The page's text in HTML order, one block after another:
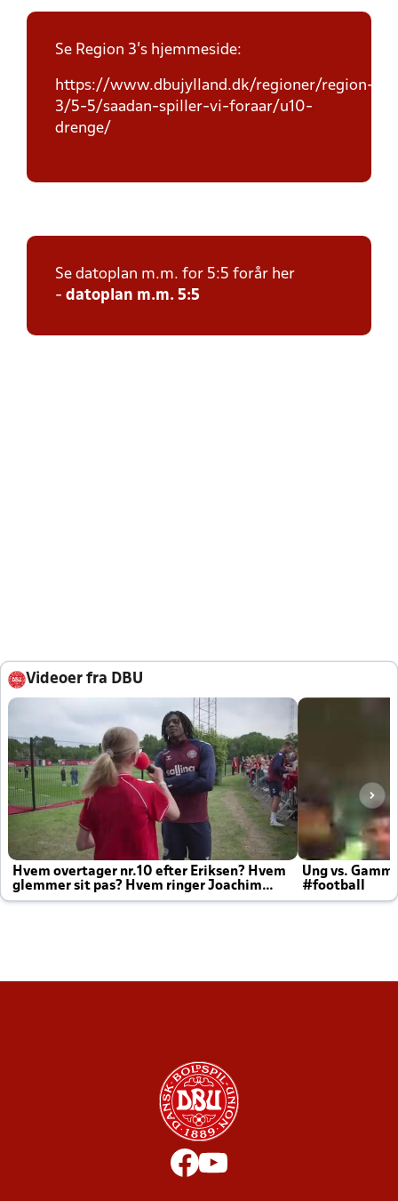
Se Region 3's hjemmeside:
https://www.dbujylland.dk/regioner/region-
3/5-5/saadan-spiller-vi-foraar/u10-
drenge/
Se datoplan m.m. for 5:5 forår her
- datoplan m.m. 5:5
Videoer fra DBU
Hvem overtager nr.10 efter Eriksen? Hvem
glemmer sit pas? Hvem ringer Joachim
altid til efter kampe?
Ung vs.
#football